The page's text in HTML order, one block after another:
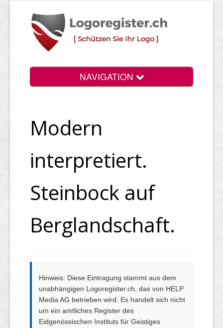
NAVIGATION
Login
Preise
Rechtliche Infos
Modern
interpretiert.
Steinbock auf
Berglandschaft.
Hinweis: Diese Eintragung stammt aus dem
unabhängigen Logoregister.ch, das von HELP
Media AG betrieben wird. Es handelt sich nicht
um ein amtliches Register des
Eidgenössischen Instituts für Geistiges